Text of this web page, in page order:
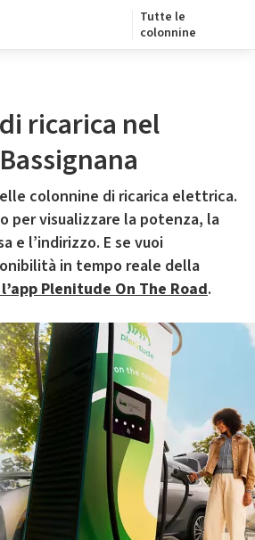
Tutte le
colonnine
ricarica nel
colonnine di ricarica elettrica.
per visualizzare la potenza, la
e l’indirizzo. E se vuoi
in tempo reale della
Plenitude On The Road.